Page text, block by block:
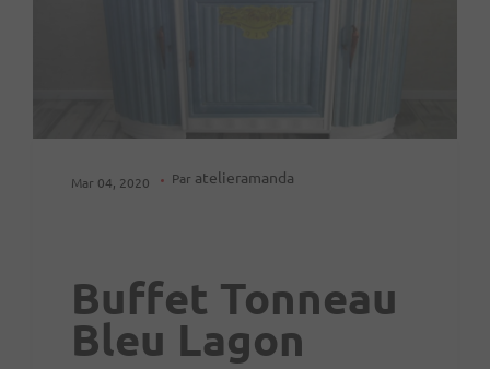
Mar 04, 2020 Par atelieramanda
Buffet Tonneau
Bleu Lagon